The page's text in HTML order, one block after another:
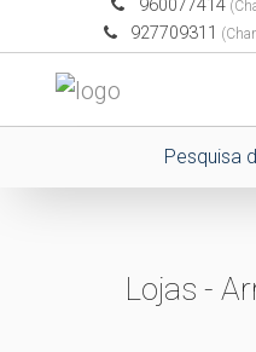
960077414
927709311
Pesquisa
Lojas -